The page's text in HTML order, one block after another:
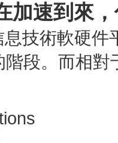
加速到來
術軟硬件
段。而相對